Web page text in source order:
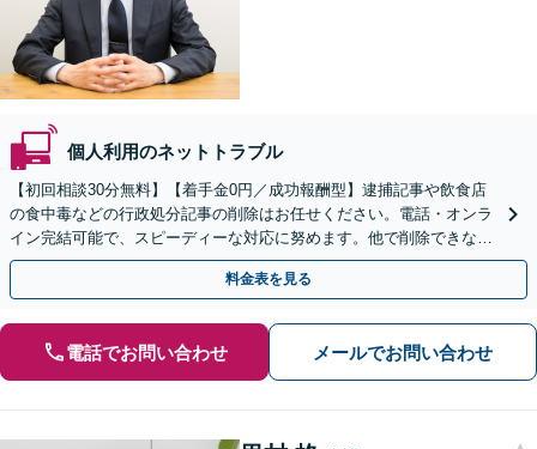
個人利用のネットトラブル
【初回相談30分無料】【着手金0円／成功報酬型】逮捕記事や飲食店
の食中毒などの行政処分記事の削除はお任せください。電話・オンラ
イン完結可能で、スピーディーな対応に努めます。他で削除できなか
った記事も当事務所へ一度ご相談を【天満橋駅2分】
料金表を見る
電話でお問い合わせ メールでお問い合わせ